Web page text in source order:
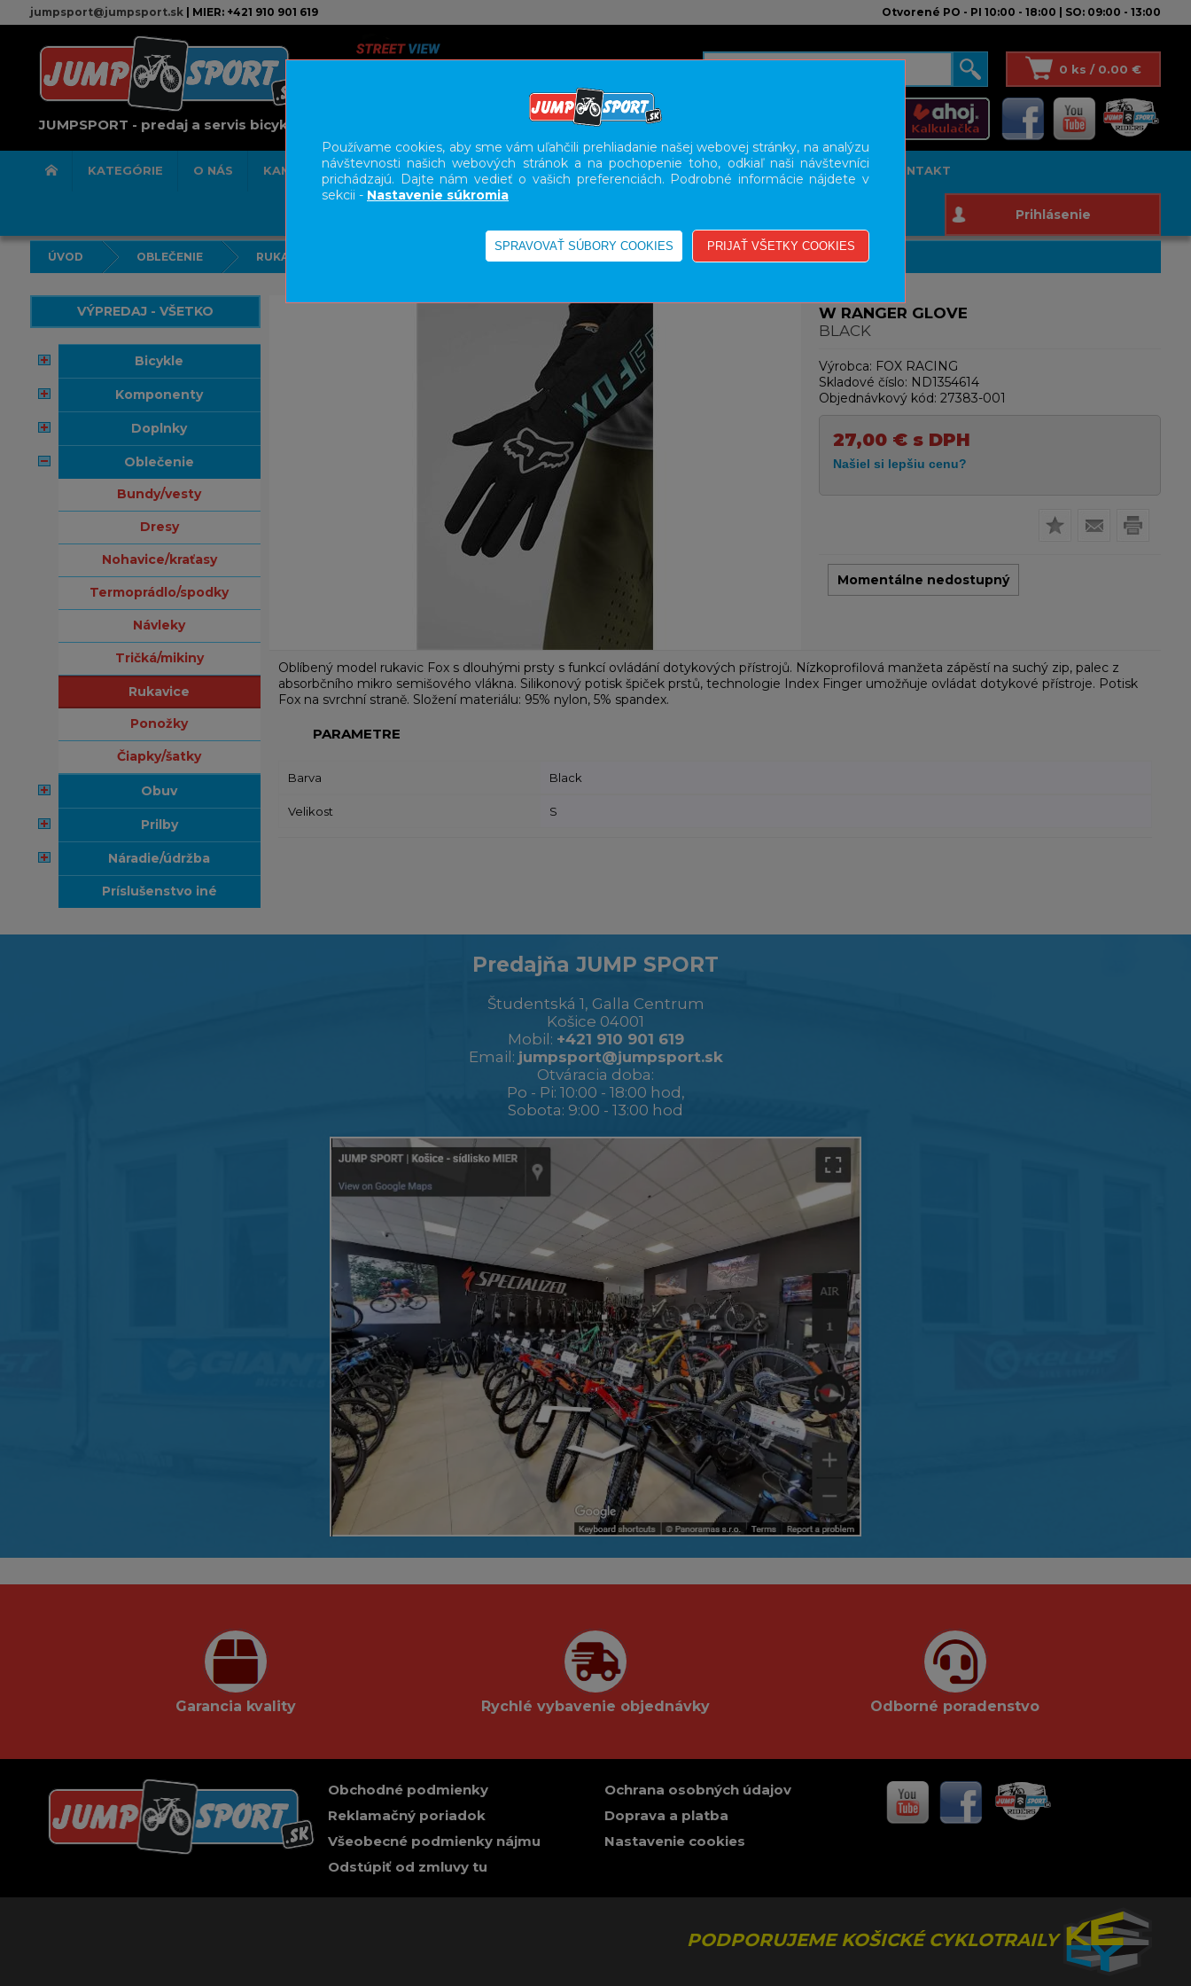
jumpsport@jumpsport.sk| MIER: +421 910 901 619 Otvorené PO - PI 10:00 - 18:00 | SO: 09:00 - 13:00
JUMPSPORT - predaj a servis bicyklov
0 ks / 0.00 €
KATEGÓRIE O NÁS KAMENNÁ PREDAJNA SERVIS SLUŽBY KARIÉRA BODY GEOMETRY FIT STUDIO KONTAKT
Prihlásenie
ÚVOD OBLEČENIE RUKAVICE
VÝPREDAJ - VŠETKO
bicykle
komponenty
doplnky
oblečenie
bundy/vesty
dresy
nohavice/kraťasy
termoprádlo/spodky
návleky
tričká/mikiny
rukavice
ponožky
čiapky/šatky
obuv
prilby
náradie/údržba
príslušenstvo iné
W RANGER GLOVE
BLACK
Výrobca: FOX RACING
Skladové číslo: ND1354614
Objednávkový kód: 27383-001
27,00 €s DPH
Momentálne nedostupný
Oblíbený model rukavic Fox s dlouhými prsty s funkcí ovládání dotykových přístrojů. Nízkoprofilová manžeta zápěstí na suchý zip, palec z
absorbčního mikro semišového vlákna. Silikonový potisk špiček prstů, technologie Index Finger umožňuje ovládat dotykové přístroje. Potisk
Fox na svrchní straně. Složení materiálu: 95% nylon, 5% spandex.
PARAMETRE
Barva Black
Velikost S
Predajňa JUMP SPORT
Študentská 1, Galla Centrum
Košice 04001
Mobil: +421 910 901 619
Email: jumpsport@jumpsport.sk
Otváracia doba:
Po - Pi: 10:00 - 18:00 hod,
Sobota: 9:00 - 13:00 hod
Garancia kvality Rychlé vybavenie objednávky Odborné poradenstvo
Obchodné podmienky
Reklamačný poriadok
Všeobecné podmienky nájmu
Odstúpiť od zmluvy tu
Ochrana osobných údajov
Doprava a platba
Nastavenie cookies
PODPORUJEME KOŠICKÉ CYKLOTRAILY
Používame cookies, aby sme vám uľahčili prehliadanie našej webovej stránky, na analýzu
návštevnosti našich webových stránok a na pochopenie toho, odkiaľ naši návštevníci
prichádzajú. Dajte nám vedieť o vašich preferenciách. Podrobné informácie nájdete v
sekcii - Nastavenie súkromia